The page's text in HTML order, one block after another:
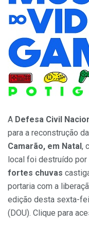
A Defesa Civil
para a reconstrução da
Camarão, em Natal ,
local foi destruído
fortes chuvas
portaria com a
edição desta sexta-
(DOU). Clique para